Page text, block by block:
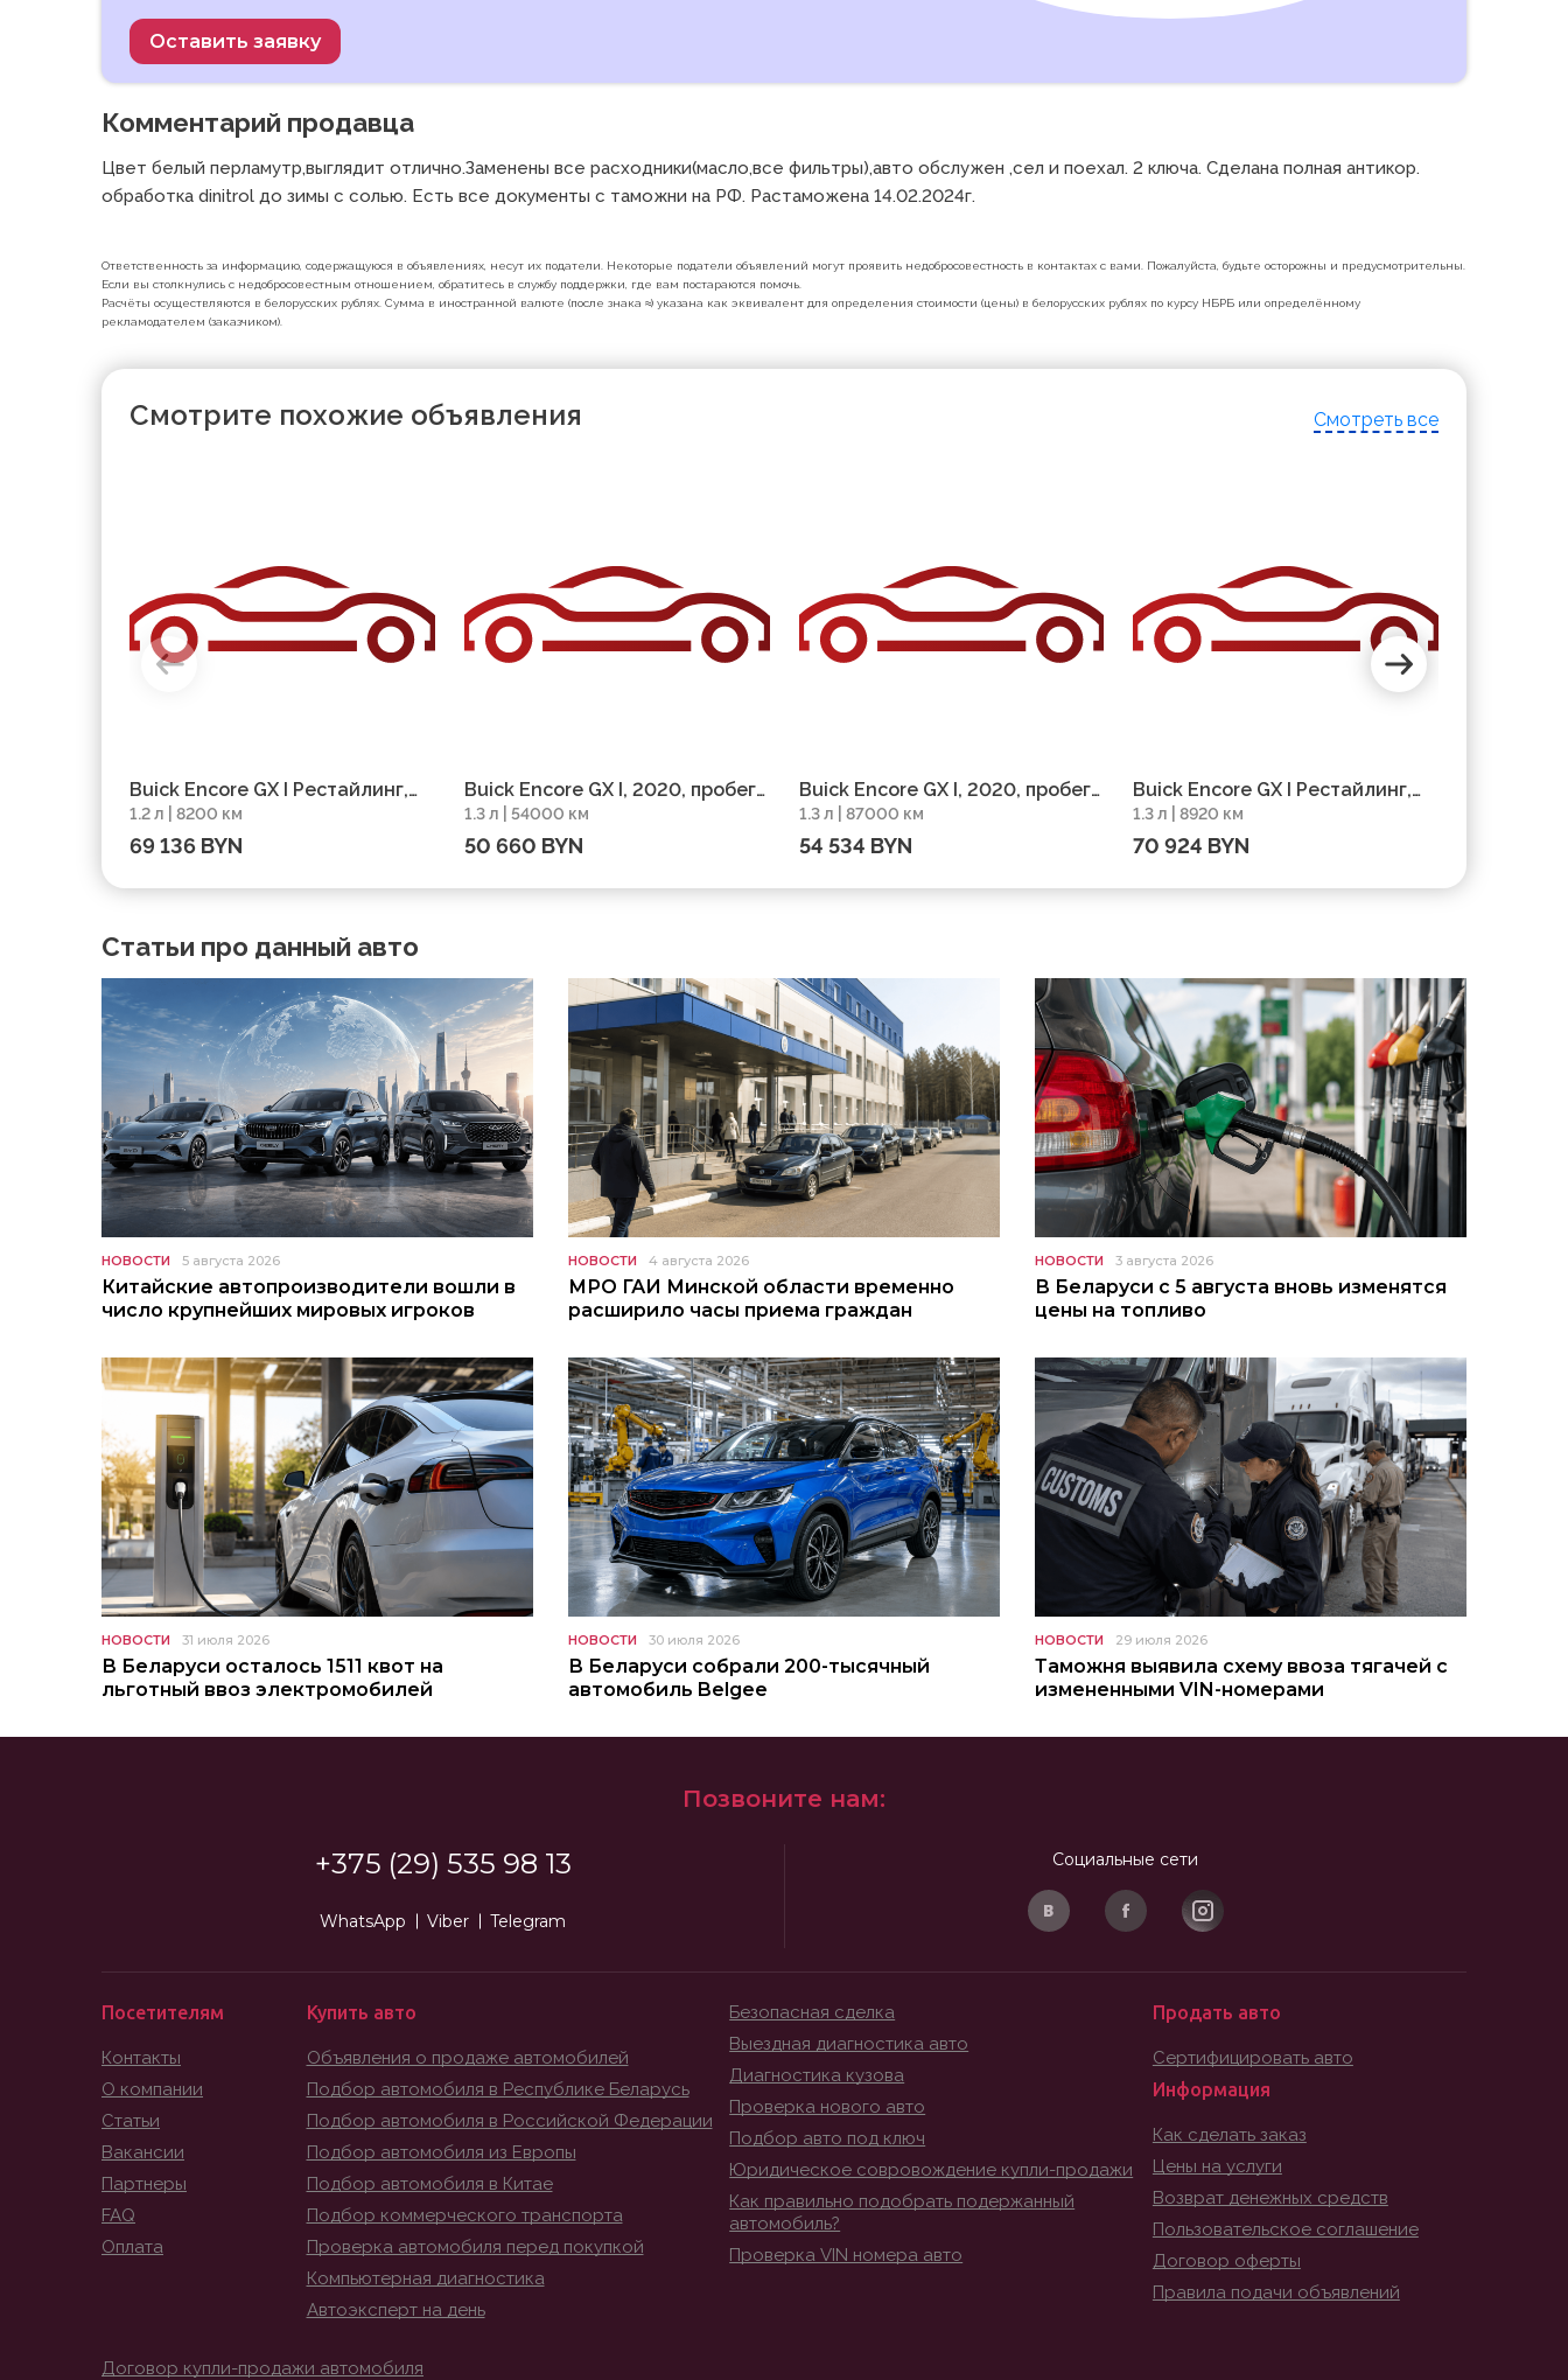
Оставить заявку
Комментарий продавца
Цвет белый перламутр,выглядит отлично.Заменены все расходники(масло,все фильтры),авто обслужен ,сел и поехал. 2 ключа. Сделана полная антикор.
обработка dinitrol до зимы с солью. Есть все документы с таможни на РФ. Растаможена 14.02.2024г.
Ответственность за информацию, содержащуюся в объявлениях, несут их податели. Некоторые податели объявлений могут проявить недобросовестность в контактах с вами. Пожалуйста, будьте осторожны и предусмотрительны.
Если вы столкнулись с недобросовестным отношением, обратитесь в службу поддержки, где вам постараются помочь.
Расчёты осуществляются в белорусских рублях. Сумма в иностранной валюте (после знака ≈) указана как эквивалент для определения стоимости (цены) в белорусских рублях по курсу НБРБ или определённому
рекламодателем (заказчиком).
Смотрите похожие объявления Смотреть все
Buick Encore GX I Рестайлинг,
2023, пробег 8200 км
1.2 л | 8200 км
69 136 BYN
Buick Encore GX I, 2020, пробег
54000 км
1.3 л | 54000 км
50 660 BYN
Buick Encore GX I, 2020, пробег
87000 км
1.3 л | 87000 км
54 534 BYN
Buick Encore GX I Рестайлинг,
2023, пробег 8920 км
1.3 л | 8920 км
70 924 BYN
Статьи про данный авто
НОВОСТИ 5 августа 2026
Китайские автопроизводители вошли в
число крупнейших мировых игроков
НОВОСТИ 4 августа 2026
МРО ГАИ Минской области временно
расширило часы приема граждан
НОВОСТИ 3 августа 2026
В Беларуси с 5 августа вновь изменятся
цены на топливо
НОВОСТИ 31 июля 2026
В Беларуси осталось 1511 квот на
льготный ввоз электромобилей
НОВОСТИ 30 июля 2026
В Беларуси собрали 200-тысячный
автомобиль Belgee
НОВОСТИ 29 июля 2026
Таможня выявила схему ввоза тягачей с
измененными VIN-номерами
Позвоните нам:
+375 (29) 535 98 13
WhatsApp Viber Telegram
Социальные сети
Посетителям
Контакты
О компании
Статьи
Вакансии
Партнеры
FAQ
Оплата
Купить авто
Объявления о продаже автомобилей
Подбор автомобиля в Республике Беларусь
Подбор автомобиля в Российской Федерации
Подбор автомобиля из Европы
Подбор автомобиля в Китае
Подбор коммерческого транспорта
Проверка автомобиля перед покупкой
Компьютерная диагностика
Автоэксперт на день
Безопасная сделка
Выездная диагностика авто
Диагностика кузова
Проверка нового авто
Подбор авто под ключ
Юридическое совровождение купли-продажи
Как правильно подобрать подержанный
автомобиль?
Проверка VIN номера авто
Продать авто
Сертифицировать авто
Информация
Как сделать заказ
Цены на услуги
Возврат денежных средств
Пользовательское соглашение
Договор оферты
Правила подачи объявлений
Договор купли-продажи автомобиля